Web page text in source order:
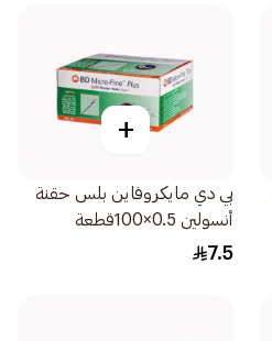
+
بي دي مايكروفاين بلس حقنة
أنسولين 0.5×100قطعة
7.5